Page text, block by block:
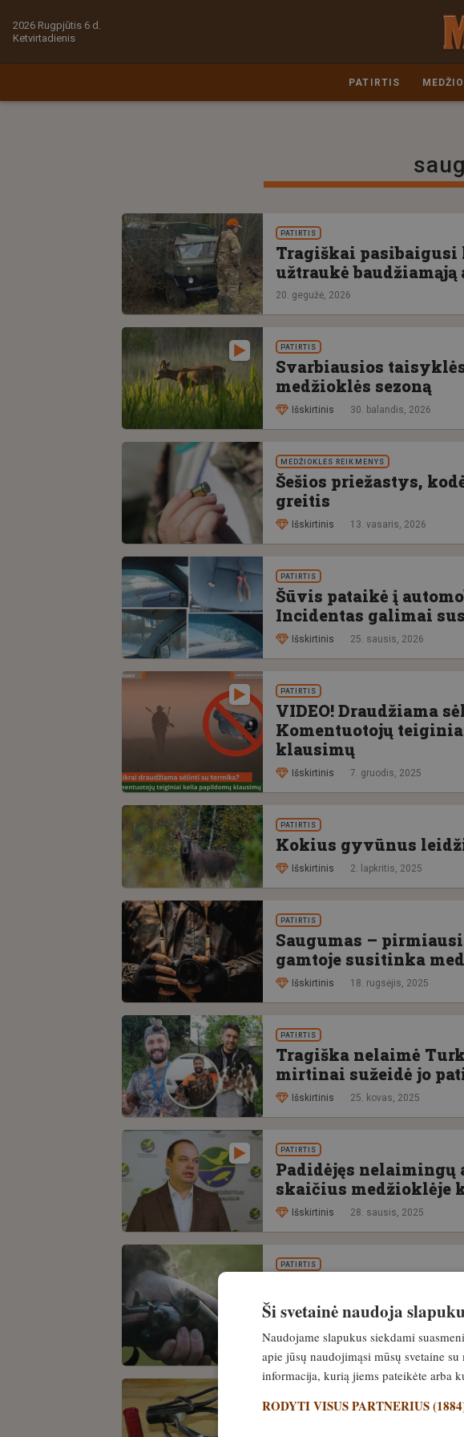
2026 Rugpjūtis 6 d.
Ketvirtadienis
PATIRTIS
PATIRTIS
Tragiškai pasibaigusi
užtraukė baudžiamąją
20. gegužė, 2026
PATIRTIS
Svarbiausios
medžioklės sezoną
Išskirtinis 30. balandis, 2026
MEDŽIOKLĖS REIKMENYS
Šešios priežastys,
greitis
Išskirtinis 13. vasaris, 2026
PATIRTIS
Šūvis pataikė į
Incidentas galimai
Išskirtinis 25. sausis, 2026
PATIRTIS
VIDEO! Draudžiama
Komentuotojų
klausimų
Išskirtinis 7. gruodis, 2025
PATIRTIS
Kokius gyvūnus
Išskirtinis 2. lapkritis, 2025
PATIRTIS
Saugumas –
gamtoje susitinka
Išskirtinis 18. rugsėjis, 2025
PATIRTIS
Tragiška nelaimė
mirtinai sužeidė jo
Išskirtinis 25. kovas, 2025
PATIRTIS
Padidėjęs
skaičius medžioklėje
Išskirtinis 28. sausis, 2025
PATIRTIS
Radviliškio rajone.
ligoninę!
Išskirtinis
10 priežasčių, dėl
Ši svetainė naudoja
Naudojame slapukus siekdami
apie jūsų naudojimąsi mūsų svetaine
informacija, kurią jiems pateikėte arba
RODYTI VISUS PARTNERIUS